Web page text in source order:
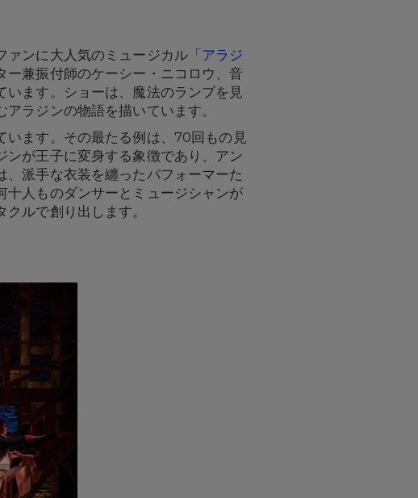
ァンに大人気のミュージカル 「アラジ
兼振付師のケーシー・ニコロウ、音
ます。ショーは、魔法のランプを見
ラジンの物語を描いています。
います。その最たる例は、70回もの見
が王子に変身する象徴であり、アン
派手な衣装を纏ったパフォーマーた
人ものダンサーとミュージシャンが
ルで創り出します。